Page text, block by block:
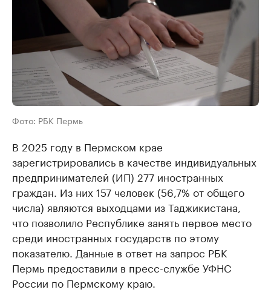
Фото: РБК Пермь
В 2025 году в Пермском крае
зарегистрировались в качестве индивидуальных
предпринимателей (ИП) 277 иностранных
граждан. Из них 157 человек (56,7% от общего
числа) являются выходцами из Таджикистана,
что позволило Республике занять первое место
среди иностранных государств по этому
показателю. Данные в ответ на запрос РБК
Пермь предоставили в пресс-службе УФНС
России по Пермскому краю.